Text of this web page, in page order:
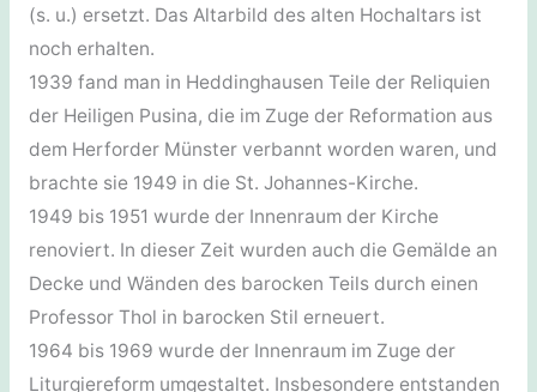
(s. u.) ersetzt. Das Altarbild des alten Hochaltars ist
noch erhalten.
1939 fand man in Heddinghausen Teile der Reliquien
der Heiligen Pusina, die im Zuge der Reformation aus
dem Herforder Münster verbannt worden waren, und
brachte sie 1949 in die St. Johannes-Kirche.
1949 bis 1951 wurde der Innenraum der Kirche
renoviert. In dieser Zeit wurden auch die Gemälde an
Decke und Wänden des barocken Teils durch einen
Professor Thol in barocken Stil erneuert.
1964 bis 1969 wurde der Innenraum im Zuge der
Liturgiereform umgestaltet. Insbesondere entstanden